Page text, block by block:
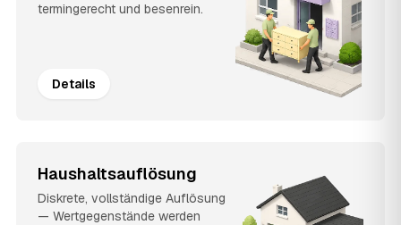
termingerecht und besenrein.
Details
Haushaltsauflösung
Diskrete, vollständige Auflösung
— Wertgegenstände werden